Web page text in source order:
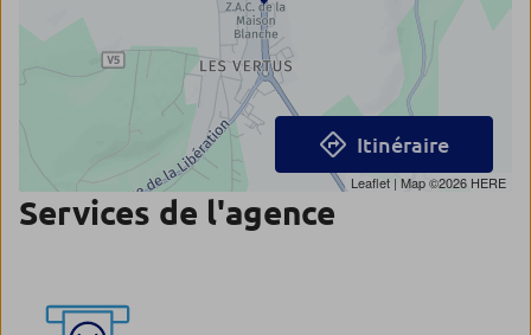
Leaflet | Map ©2026 HERE
Itinéraire
Services de l'agence